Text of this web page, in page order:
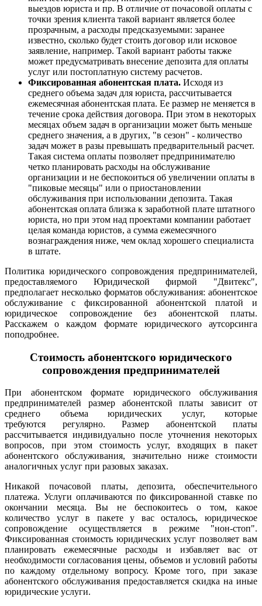
выездов юриста и пр. В отличие от почасовой оплаты с
точки зрения клиента такой вариант является более
прозрачным, а расходы предсказуемыми: заранее
известно, сколько будет стоить договор или исковое
заявление, например. Такой вариант работы также
может предусматривать внесение депозита для оплаты
услуг или постоплатную систему расчетов.
Фиксированная абонентская плата. Исходя из
среднего объема задач для юриста, рассчитывается
ежемесячная абонентская плата. Ее размер не меняется в
течение срока действия договора. При этом в некоторых
месяцах объем задач в организации может быть меньше
среднего значения, а в других, "в сезон" - количество
задач может в разы превышать предварительный расчет.
Такая система оплаты позволяет предпринимателю
четко планировать расходы на обслуживание
организации и не беспокоиться об увеличении оплаты в
"пиковые месяцы" или о приостановлении
обслуживания при использовании депозита. Такая
абонентская оплата близка к заработной плате штатного
юриста, но при этом над проектами компании работает
целая команда юристов, а сумма ежемесячного
вознаграждения ниже, чем оклад хорошего специалиста
в штате.
Политика юридического сопровождения предпринимателей,
предоставляемого Юридической фирмой "Двитекс",
предполагает несколько форматов обслуживания: абонентское
обслуживание с фиксированной абонентской платой и
юридическое сопровождение без абонентской платы.
Расскажем о каждом формате юридического аутсорсинга
поподробнее.
Стоимость абонентского юридического
сопровождения предпринимателей
При абонентском формате юридического обслуживания
предпринимателей размер абонентской платы зависит от
среднего объема юридических услуг, которые
требуются регулярно. Размер абонентской платы
рассчитывается индивидуально после уточнения некоторых
вопросов, при этом стоимость услуг, входящих в пакет
абонентского обслуживания, значительно ниже стоимости
аналогичных услуг при разовых заказах.
Никакой почасовой платы, депозита, обеспечительного
платежа. Услуги оплачиваются по фиксированной ставке по
окончании месяца. Вы не беспокоитесь о том, какое
количество услуг в пакете у вас осталось, юридическое
сопровождение осуществляется в режиме "нон-стоп".
Фиксированная стоимость юридических услуг позволяет вам
планировать ежемесячные расходы и избавляет вас от
необходимости согласования цены, объемов и условий работы
по каждому отдельному вопросу. Кроме того, при заказе
абонентского обслуживания предоставляется скидка на иные
юридические услуги.